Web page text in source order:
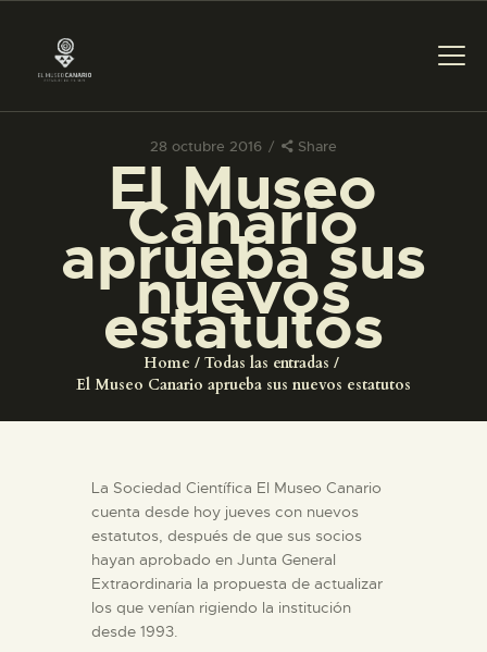
28 octubre 2016 Share
El Museo
Canario
aprueba sus
nuevos
estatutos
Home
Todas las entradas
El Museo Canario aprueba sus nuevos estatutos
PREPARAR LA VISITA
ACTIVIDADES
█
EL MUSEO
DIDÁCTICA
ESPAÑOL
PREPARAR LA VISITA
La Sociedad Científica El Museo Canario
cuenta desde hoy jueves con nuevos
estatutos, después de que sus socios
hayan aprobado en Junta General
Extraordinaria la propuesta de actualizar
los que venían rigiendo la institución
desde 1993.